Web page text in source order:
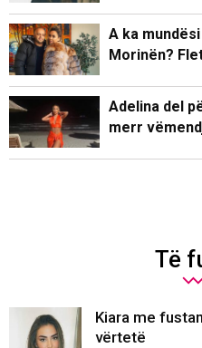
A ka
Morinën?
Adelina del
merr
Të
Kiara me
vërtetë